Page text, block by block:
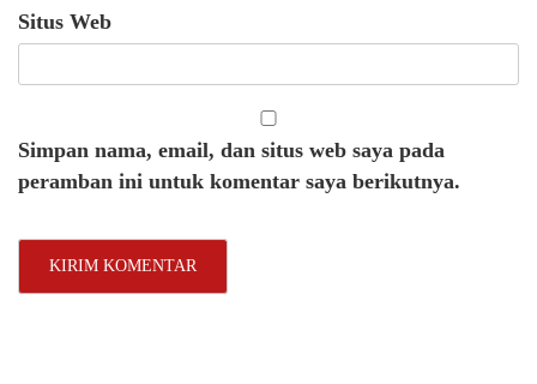
Situs Web
Simpan nama, email, dan situs web saya pada
peramban ini untuk komentar saya berikutnya.